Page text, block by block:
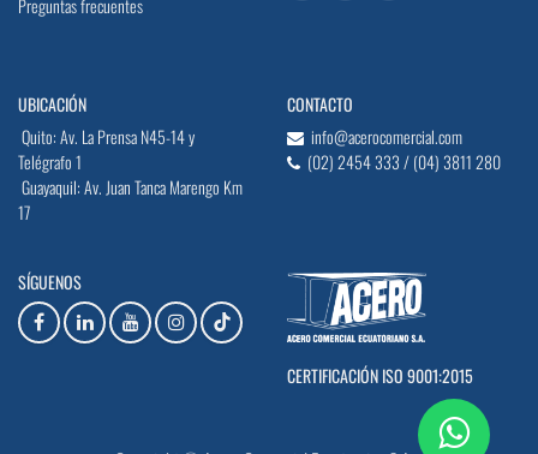
UBICACIÓN
Quito: Av. La Prensa N45-14 y
Telégrafo 1
Guayaquil: Av. Juan Tanca Marengo Km
17
CONTACTO
info@acerocomercial.com
(02) 2454 333 / (04) 3811 280
SÍGUENOS
CERTIFICACIÓN ISO 9001:2015